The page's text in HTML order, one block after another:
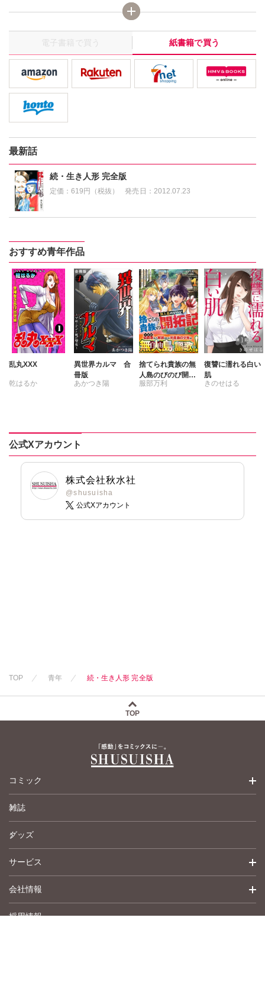
稲川淳二と日本随一のホラー漫画家・永久保貴一の再恐タッグ待
電子書籍で買う 紙書籍で買う
最新話
続・生き人形 完全版
定価：619円（税抜） 発売日： 2012.07.23
おすすめ青年作品
乱丸XXX
乾はるか
異世界カルマ 合
冊版
あかつき陽
捨てられ貴族の無
人島のびのび開拓
記～ようやく自由
服部万利
復讐に濡れる白い
肌
きのせはる
公式Xアカウント
株式会社秋水社
@shusuisha
公式Xアカウント
TOP 青年 続・生き人形 完全版
TOP
コミック
少女コミック
女性コミック
ペットコミック
青年コミック
英語版コミック
雑誌
グッズ
サービス
詳細検索
履歴
会社情報
トップメッセージ
採用情報